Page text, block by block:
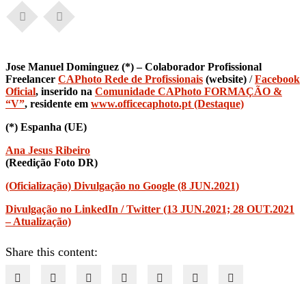
Jose Manuel Dominguez (*) – Colaborador Profissional
Freelancer CAPhoto Rede de Profissionais (website) /Facebook
Oficial, inserido na Comunidade CAPhoto FORMAÇÃO &
“V”, residente em www.officecaphoto.pt (Destaque)
(*) Espanha (UE)
Ana Jesus Ribeiro
(Reedição Foto DR)
(Oficialização) Divulgação no Google (8 JUN.2021)
Divulgação no LinkedIn / Twitter (13 JUN.2021; 28 OUT.2021
– Atualização)
Share this content: